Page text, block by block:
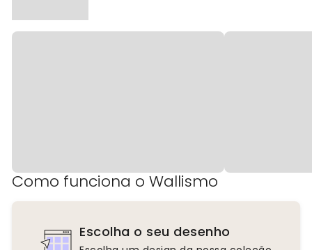
Como funciona o Wallismo
Escolha o seu desenho